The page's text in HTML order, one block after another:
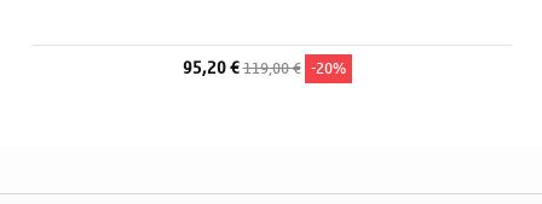
95,20 €119,00 € -20%